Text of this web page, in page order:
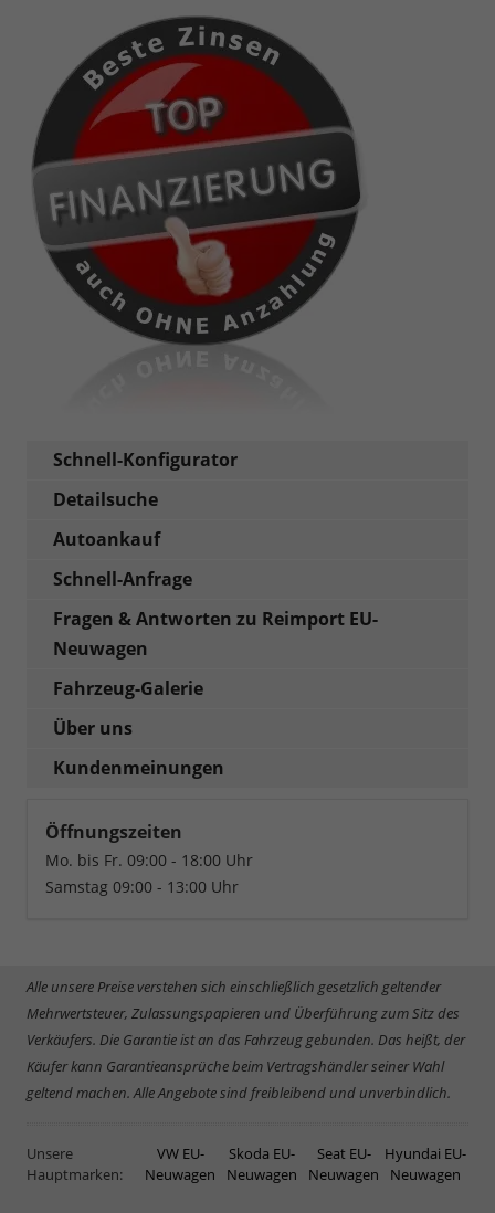
Schnell-Konfigurator
Detailsuche
Autoankauf
Schnell-Anfrage
Fragen & Antworten zu Reimport EU-
Neuwagen
Fahrzeug-Galerie
Über uns
Kundenmeinungen
Öffnungszeiten
Mo. bis Fr. 09:00 - 18:00 Uhr
Samstag 09:00 - 13:00 Uhr
Alle unsere Preise verstehen sich einschließlich gesetzlich geltender
Mehrwertsteuer, Zulassungspapieren und Überführung zum Sitz des
Verkäufers. Die Garantie ist an das Fahrzeug gebunden. Das heißt, der
Käufer kann Garantieansprüche beim Vertragshändler seiner Wahl
geltend machen. Alle Angebote sind freibleibend und unverbindlich.
Unsere
Hauptmarken:
VW EU-
Neuwagen
Skoda EU-
Neuwagen
Seat EU-
Neuwagen
Hyundai EU-
Neuwagen